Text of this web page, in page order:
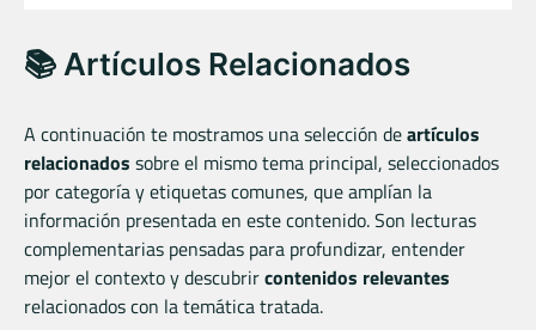
📚 Artículos Relacionados
A continuación te mostramos una selección deartículos
relacionados sobre el mismo tema principal, seleccionados
por categoría y etiquetas comunes, que amplían la
información presentada en este contenido. Son lecturas
complementarias pensadas para profundizar, entender
mejor el contexto y descubrircontenidos relevantes
relacionados con la temática tratada.